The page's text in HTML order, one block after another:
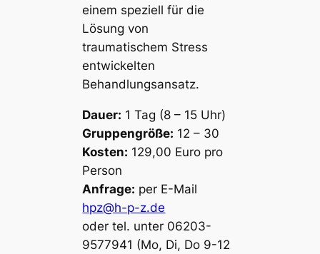
einem speziell für die
Lösung von
traumatischem Stress
entwickelten
Behandlungsansatz.
Dauer: 1 Tag (8 – 15 Uhr)
Gruppengröße: 12 – 30
Kosten: 129,00 Euro pro
Person
Anfrage: per E-Mail
hpz@h-p-z.de
oder tel. unter 06203-
9577941 (Mo, Di, Do 9-12